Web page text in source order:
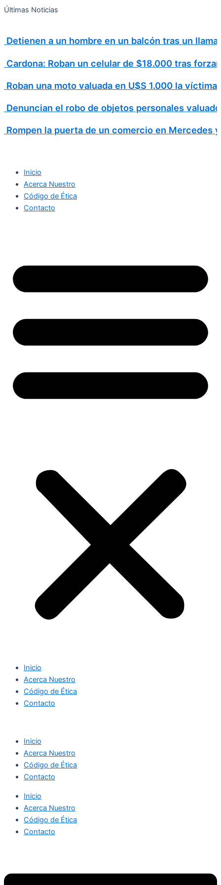
Ir
Últimas Noticias
Detienen a un hombre en un balcón tras un
Cardona: Roban un celular de $18.000 tras
Roban una moto valuada en U$S 1.000 la
Denuncian el robo de objetos personales
Rompen la puerta de un comercio en Mercedes
Inicio
Acerca Nuestro
Código de Ética
Contacto
Inicio
Acerca Nuestro
Código de Ética
Contacto
Inicio
Acerca Nuestro
Código de Ética
Contacto
Inicio
Acerca Nuestro
Código de Ética
Contacto
Search